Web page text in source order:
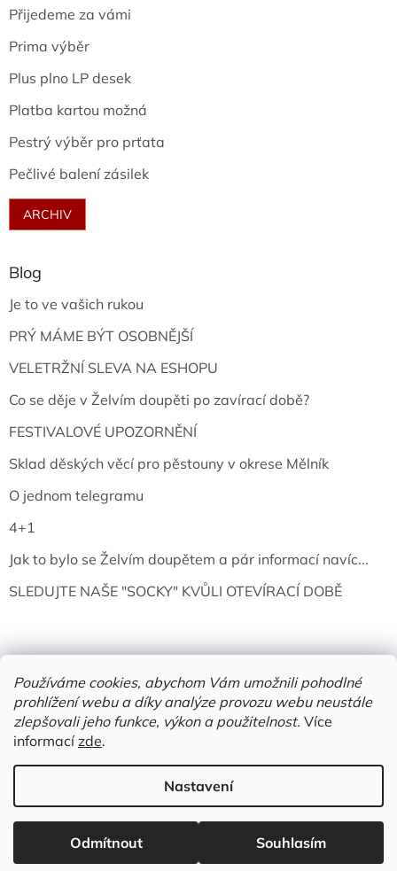
Používáme cookies, abychom Vám umožnili pohodlné
prohlížení webu a díky analýze provozu webu neustále
zlepšovali jeho funkce, výkon a použitelnost. Více
informacízde.
Nastavení
Odmítnout Souhlasím
Přijedeme za vámi
Prima výběr
Plus plno LP desek
Platba kartou možná
Pestrý výběr pro prťata
Pečlivé balení zásilek
ARCHIV
Blog
Je to ve vašich rukou
PRÝ MÁME BÝT OSOBNĚJŠÍ
VELETRŽNÍ SLEVA NA ESHOPU
Co se děje v Želvím doupěti po zavírací době?
FESTIVALOVÉ UPOZORNĚNÍ
Sklad děských věcí pro pěstouny v okrese Mělník
O jednom telegramu
4+1
Jak to bylo se Želvím doupětem a pár informací navíc...
SLEDUJTE NAŠE "SOCKY" KVŮLI OTEVÍRACÍ DOBĚ
Vytvořil Shoptet
Copyright 2026Želví doupě | knihy & vinyly | Mělník. Všechna
práva vyhrazena.
Upravit nastavení cookies